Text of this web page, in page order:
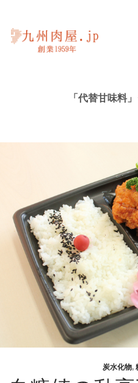
「代替甘味料
炭水化物,